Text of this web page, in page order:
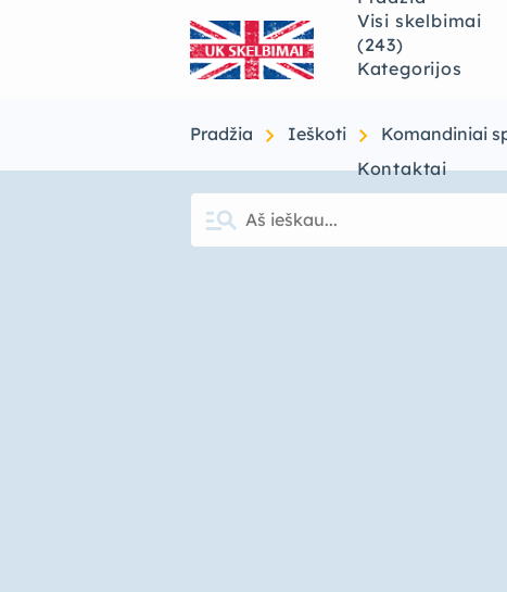
Visi skelbimai
(243)
Kategorijos
Kontaktai
Pradžia chevron_right Ieškoti chevron_right Komandiniai
manage_search